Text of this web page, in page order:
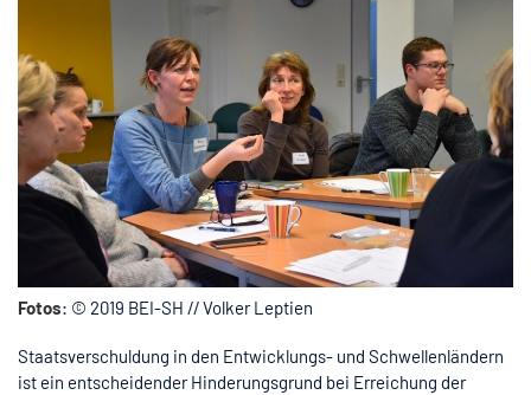
Fotos: © 2019 BEI-SH // Volker Leptien
Staatsverschuldung in den Entwicklungs- und Schwellenländern
ist ein entscheidender Hinderungsgrund bei Erreichung der